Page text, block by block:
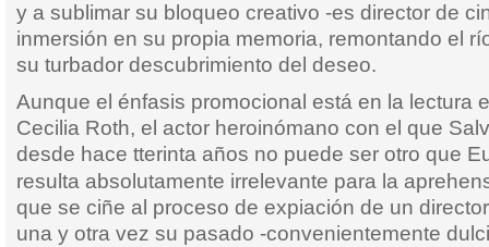
y a sublimar su bloqueo creativo -es director de
inmersión en su propia memoria, remontando el
su turbador descubrimiento del deseo.
Aunque el énfasis promocional está en la lectura
Cecilia Roth, el actor heroinómano con el que
desde hace tterinta años no puede ser otro que
resulta absolutamente irrelevante para la
que se ciñe al proceso de expiación de un
una y otra vez su pasado -convenientemente